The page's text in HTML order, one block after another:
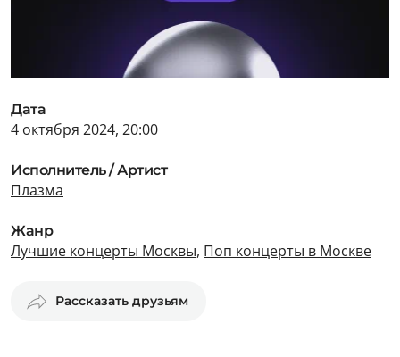
Дата
4 октября 2024, 20:00
Исполнитель / Артист
Плазма
Жанр
Лучшие концерты Москвы, Поп концерты в Москве
Рассказать друзьям